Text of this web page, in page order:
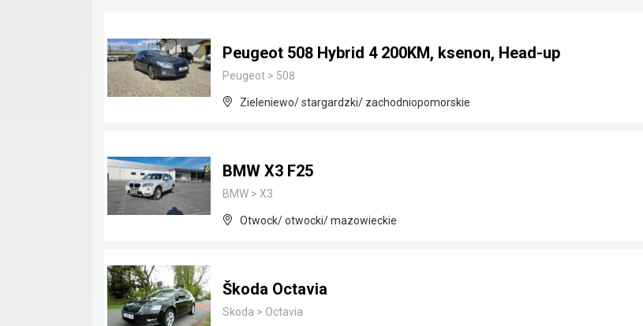
Peugeot 508 Hybrid 4 200KM, ksenon, Head-up
Peugeot > 508
Zieleniewo/ stargardzki/ zachodniopomorskie
BMW X3 F25
BMW > X3
Otwock/ otwocki/ mazowieckie
Škoda Octavia
Skoda > Octavia